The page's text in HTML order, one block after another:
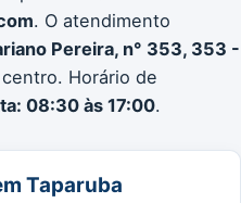
. O atendimento
Pereira, n° 353, 353 -
Horário de
08:30 às 17:00.
Taparuba